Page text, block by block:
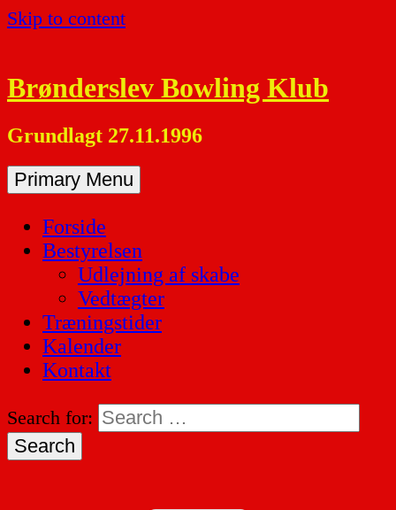
Skip to content
Brønderslev Bowling Klub
Grundlagt 27.11.1996
Primary Menu
Forside
Bestyrelsen
Udlejning af skabe
Vedtægter
Træningstider
Kalender
Kontakt
Search for: